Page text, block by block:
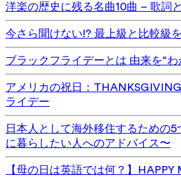
洋楽の歴史に残る名曲10曲 – 歌詞
今さら聞けない!? 最上級と比較級
ブラックフライデーとは 由来を“わ
アメリカの祝日：
ライデー
日本人として海外移住するための
に暮らしたい人へのアドバイス〜
【母の日は英語では何？】HAPPY